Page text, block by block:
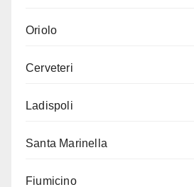
Oriolo
Cerveteri
Ladispoli
Santa Marinella
Fiumicino